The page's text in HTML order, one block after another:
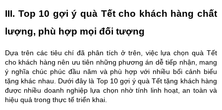
III. Top 10 gợi ý quà Tết cho khách hàng chất
lượng, phù hợp mọi đối tượng
Dựa trên các tiêu chí đã phân tích ở trên, việc lựa chọn quà Tết
cho khách hàng nên ưu tiên những phương án dễ tiếp nhận, mang
ý nghĩa chúc phúc đầu năm và phù hợp với nhiều bối cảnh biếu
tặng khác nhau. Dưới đây là Top 10 gợi ý quà Tết tặng khách hàng
được nhiều doanh nghiệp lựa chọn nhờ tính linh hoạt, an toàn và
hiệu quả trong thực tế triển khai.